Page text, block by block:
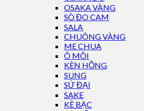
OSAKA VÀNG
SÒ ĐO CAM
SALA
CHUÔNG VÀNG
ME CHUA
Ô MÔI
KÈN HỒNG
SUNG
SỨ ĐẠI
SAKE
KÈ BẠC